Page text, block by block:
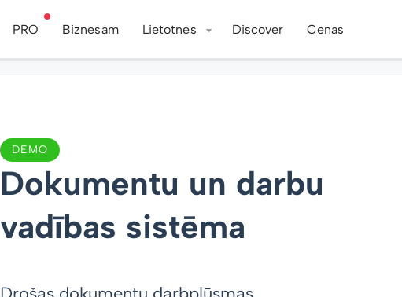
PRO Biznesam Lietotnes Discover Cenas
DEMO
Dokumentu un darbu
vadības sistēma